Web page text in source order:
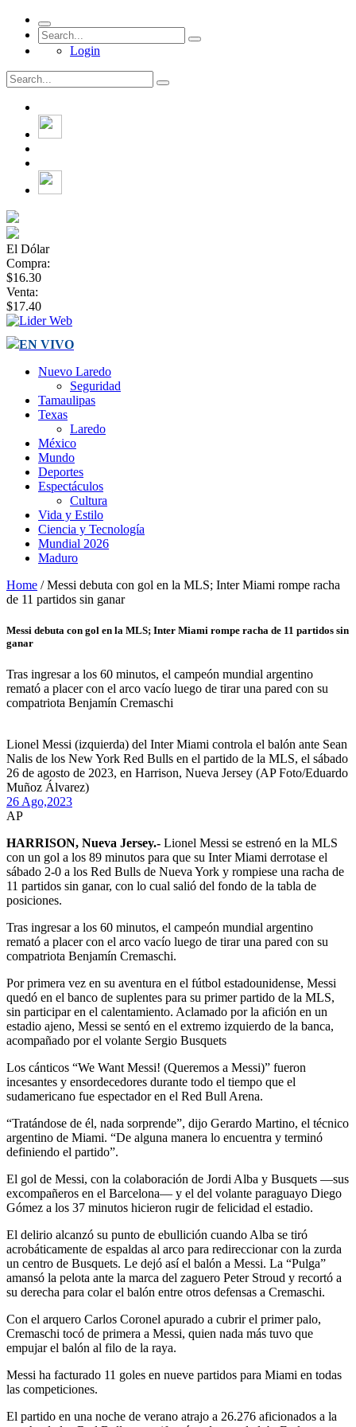
Login
El Dólar
Compra:
$16.30
Venta:
$17.40
EN VIVO
Nuevo Laredo
Seguridad
Tamaulipas
Texas
Laredo
México
Mundo
Deportes
Espectáculos
Cultura
Vida y Estilo
Ciencia y Tecnología
Mundial 2026
Maduro
Home / Messi debuta con gol en la MLS; Inter Miami rompe racha
de 11 partidos sin ganar
Messi debuta con gol en la MLS; Inter Miami rompe racha de 11 partidos sin
ganar
Tras ingresar a los 60 minutos, el campeón mundial argentino
remató a placer con el arco vacío luego de tirar una pared con su
compatriota Benjamín Cremaschi
Lionel Messi (izquierda) del Inter Miami controla el balón ante Sean
Nalis de los New York Red Bulls en el partido de la MLS, el sábado
26 de agosto de 2023, en Harrison, Nueva Jersey (AP Foto/Eduardo
Muñoz Álvarez)
26 Ago,2023
AP
HARRISON, Nueva Jersey.- Lionel Messi se estrenó en la MLS
con un gol a los 89 minutos para que su Inter Miami derrotase el
sábado 2-0 a los Red Bulls de Nueva York y rompiese una racha de
11 partidos sin ganar, con lo cual salió del fondo de la tabla de
posiciones.
Tras ingresar a los 60 minutos, el campeón mundial argentino
remató a placer con el arco vacío luego de tirar una pared con su
compatriota Benjamín Cremaschi.
Por primera vez en su aventura en el fútbol estadounidense, Messi
quedó en el banco de suplentes para su primer partido de la MLS,
sin participar en el calentamiento. Aclamado por la afición en un
estadio ajeno, Messi se sentó en el extremo izquierdo de la banca,
acompañado por el volante Sergio Busquets
Los cánticos “We Want Messi! (Queremos a Messi)” fueron
incesantes y ensordecedores durante todo el tiempo que el
sudamericano fue espectador en el Red Bull Arena.
“Tratándose de él, nada sorprende”, dijo Gerardo Martino, el técnico
argentino de Miami. “De alguna manera lo encuentra y terminó
definiendo el partido”.
El gol de Messi, con la colaboración de Jordi Alba y Busquets —sus
excompañeros en el Barcelona— y el del volante paraguayo Diego
Gómez a los 37 minutos hicieron rugir de felicidad el estadio.
El delirio alcanzó su punto de ebullición cuando Alba se tiró
acrobáticamente de espaldas al arco para redireccionar con la zurda
un centro de Busquets. Le dejó así el balón a Messi. La “Pulga”
amansó la pelota ante la marca del zaguero Peter Stroud y recortó a
su derecha para colar el balón entre otros defensas a Cremaschi.
Con el arquero Carlos Coronel apurado a cubrir el primer palo,
Cremaschi tocó de primera a Messi, quien nada más tuvo que
empujar el balón al filo de la raya.
Messi ha facturado 11 goles en nueve partidos para Miami en todas
las competiciones.
El partido en una noche de verano atrajo a 26.276 aficionados a la